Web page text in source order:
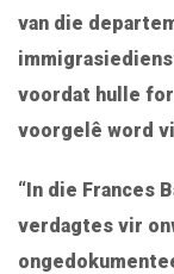
van die
voordat hulle
voorgelê word
“In die Frances
verdagtes vir